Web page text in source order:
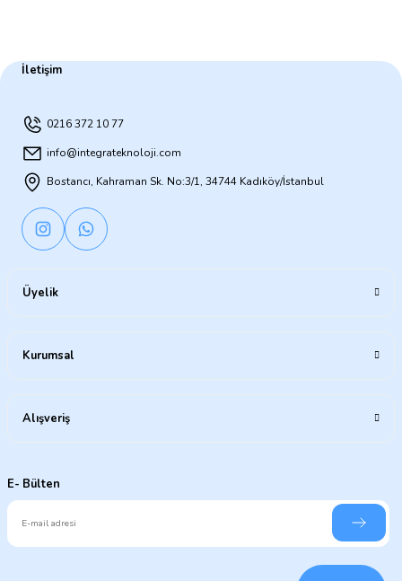
İletişim
0216 372 10 77
info@integrateknoloji.com
Bostancı, Kahraman Sk. No:3/1, 34744 Kadıköy/İstanbul
Üyelik
Kurumsal
Alışveriş
E- Bülten